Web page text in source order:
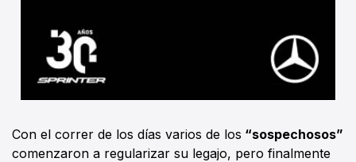
Con el correr de los días varios de los “sospechosos”
comenzaron a regularizar su legajo, pero finalmente